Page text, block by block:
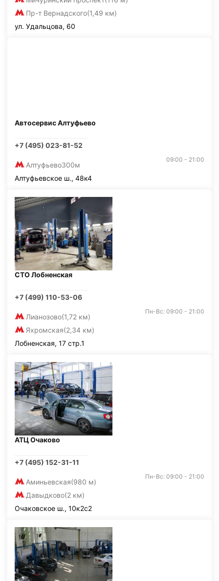
Пр-т Вернадского(1,49 км)
ул. Удальцова, 60
Автосервис Алтуфьево
+7 (495) 023-81-52
Алтуфьево300м
09:00 - 21:00
Алтуфьевское ш., 48к4
СТО Лобненская
+7 (499) 110-53-06
Лианозово(1,72 км)
Яхромская(2,34 км)
Пн-Вс: 09:00 - 21:00
Лобненская, 17 стр.1
АТЦ Очаково
+7 (495) 152-31-11
Аминьевская(980 м)
Давыдково(2 км)
Пн-Вс: 09:00 - 21:00
Очаковское ш., 10к2с2